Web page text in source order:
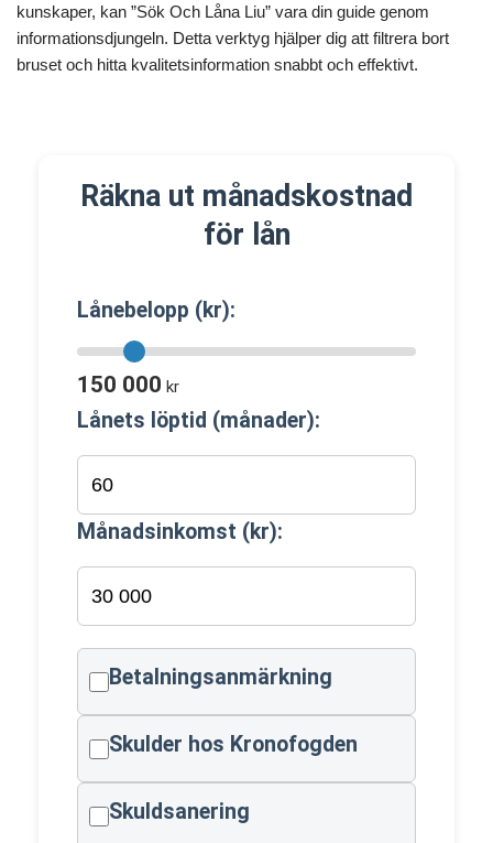
kunskaper, kan ”Sök Och Låna Liu” vara din guide genom
informationsdjungeln. Detta verktyg hjälper dig att filtrera bort
bruset och hitta kvalitetsinformation snabbt och effektivt.
Räkna ut månadskostnad
för lån
Lånebelopp (kr):
150 000 kr
Lånets löptid (månader):
Månadsinkomst (kr):
Betalningsanmärkning
Skulder hos Kronofogden
Skuldsanering